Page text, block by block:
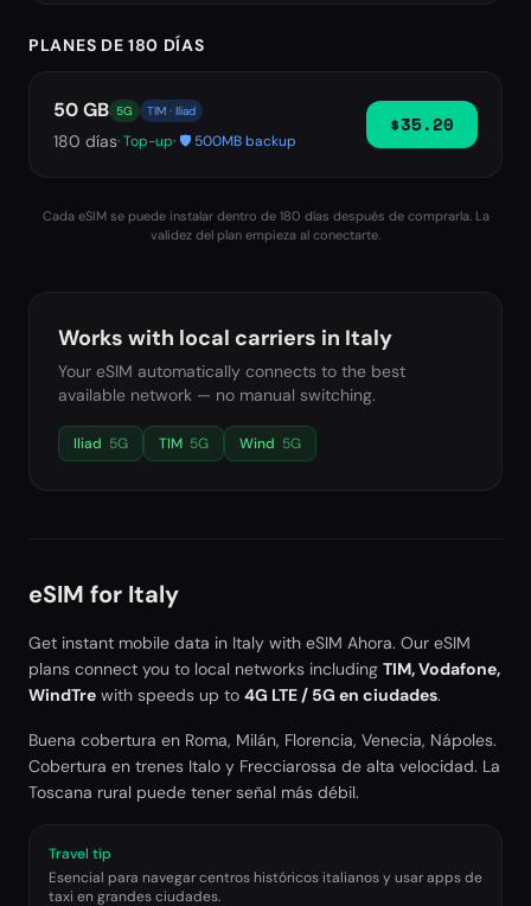
PLANES DE 180 DÍAS
50 GB 5G TIM · Iliad
180 días· Top-up· 🛡️ 500MB backup
$35.20
Cada eSIM se puede instalar dentro de 180 días después de comprarla. La
validez del plan empieza al conectarte.
Works with local carriers in Italy
Your eSIM automatically connects to the best
available network — no manual switching.
Iliad 5G TIM 5G Wind 5G
eSIM for Italy
Get instant mobile data in Italy with eSIM Ahora. Our eSIM
plans connect you to local networks including TIM, Vodafone,
WindTre with speeds up to 4G LTE / 5G en ciudades.
Buena cobertura en Roma, Milán, Florencia, Venecia, Nápoles.
Cobertura en trenes Italo y Frecciarossa de alta velocidad. La
Toscana rural puede tener señal más débil.
Travel tip
Esencial para navegar centros históricos italianos y usar apps de
taxi en grandes ciudades.